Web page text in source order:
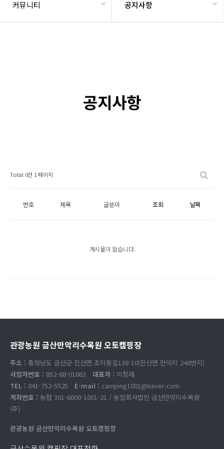
커뮤니티 공지사항
공지사항
Total 0건 1 페이지
번호 제목 글쓴이 조회 날짜
게시물이 없습니다.
관광농원 금산만악리수목원 오토캠핑장
주소 : 충청남도 금산군 진산면 초미동길138-10(진산면 만악리 248번지)
사업자번호 : 852-88-01863 대표자 : 이창래
TEL : 041-752-5525 E-mail : camping1001@naver.com
계좌번호 : 농협 301-6600-1001-21 / 농업회사법인 금산만악리수목원
(주)
관광농원 금산만악리수목원 오토캠핑장